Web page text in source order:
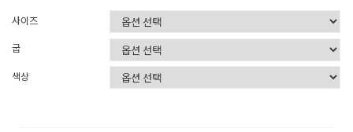
사이즈
굽
색상